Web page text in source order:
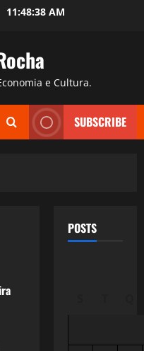
11:48:38 AM
e Cultura.
SUBSCRIBE
POSTS